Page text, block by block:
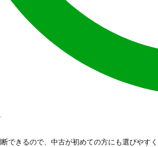
できるので、中古が初めての方にも選びやす